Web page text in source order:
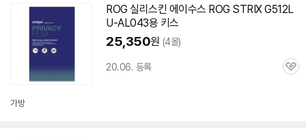
설치 환경·지역에 따라
배송·설치비가 달라집니다.닫
기
ROG 실리스킨 에이수스 ROG STRIX G512L
U-AL043용 키스
25,350원 (4몰)
20.06. 등록
관
가방